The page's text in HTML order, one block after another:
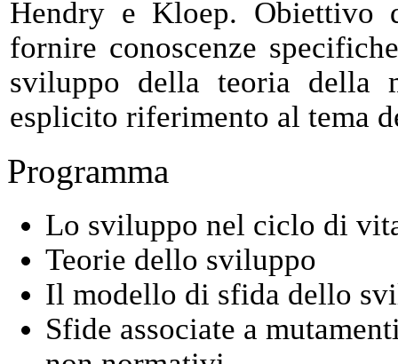
Hendry e Kloep. Obiettivo
fornire conoscenze
sviluppo della teoria
esplicito riferimento al tema
Programma
Lo sviluppo nel ciclo di
Teorie dello sviluppo
Il modello di sfida dello
Sfide associate a